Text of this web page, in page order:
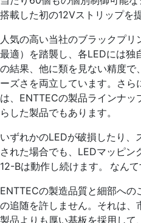
搭載した初の12Vストリップを
人気の高い当社のブラックプ
最適）を踏襲し、各LEDには独
の結果、他に類を見ない精度
ーズさを両立しています。さ
は、ENTTECの製品ラインナッ
らした製品でもあります。
いずれかのLEDが破損したり
された場合でも、LEDマッピ
12-Bは動作し続けます。 なん
ENTTECの製造品質と細部へ
の追随を許しません。それは
製品よりも厚い基板を採用して